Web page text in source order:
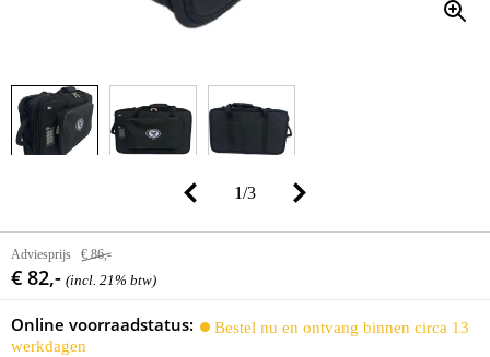
1/3
Adviesprijs € 86,-
€ 82,- (incl. 21% btw)
Online voorraadstatus:
Bestel nu en ontvang binnen circa 13
werkdagen